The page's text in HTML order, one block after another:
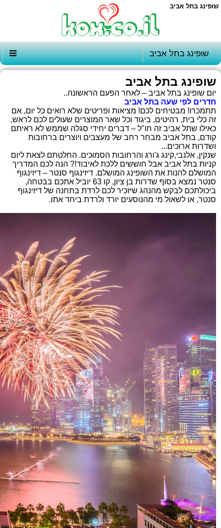
שופינג בתל אביב
שופינג בתל אביב
שופינג בתל אביב
יום שופינג בתל אביב – לאחר הפעם הראשונה..
חדרים לפי שעה בתל אביב
תתמכרו! מבטיחים לכם! מציאות ופריטים שלא רואים כל יום, אם
זה כלי בית, רהיטים, ביגוד וכל שאר המוצרים שעולים לכם לראש,
כאילו שתל אביב זה חו"ל – דברים יחידי סגלה שממש לא ראיתם
קודם, בתל אביב מבחר רחב של מעצבים ויוצרים ברחובות
ושדרות ארוכים...
שנקין, אלנבי,קינג ג'ורג והרחובות הסמוכים. החלטתם לצאת ליום
קניות בתל אביב אבל חוששים ללכת לאיבוד!? הנה לכם המדריך
המושלם להנות את השופינג המושלם. דיזינגוף סנטר – דיזינגוף
סנטר נמצא בסוף שדרות בן ציון, קו 63 יוביל אתכם בבטחה,
ביכולתכם לבקש מהנהג שיזכיר לכם לרדת בתחנה של דיזינגוף
סנטר, או לשאול מי מהנוסעים יורד ולרדת ביחד אתו.